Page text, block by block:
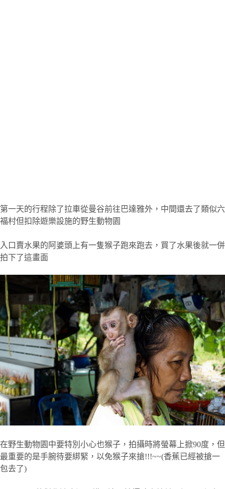
第一天的行程除了拉車從曼谷前往巴達雅外，中間還去了類似六
福村但扣除遊樂設施的野生動物園
入口賣水果的阿婆頭上有一隻猴子跑來跑去，買了水果後就一併
拍下了這畫面
在野生動物園中要特別小心也猴子，拍攝時將螢幕上掀90度，但
最重要的是手腕待要綁緊，以免猴子來搶!!!~~(香蕉已經被搶一
包去了)